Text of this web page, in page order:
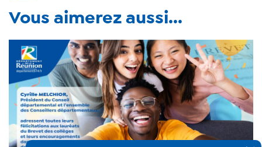
Vous aimerez aussi...